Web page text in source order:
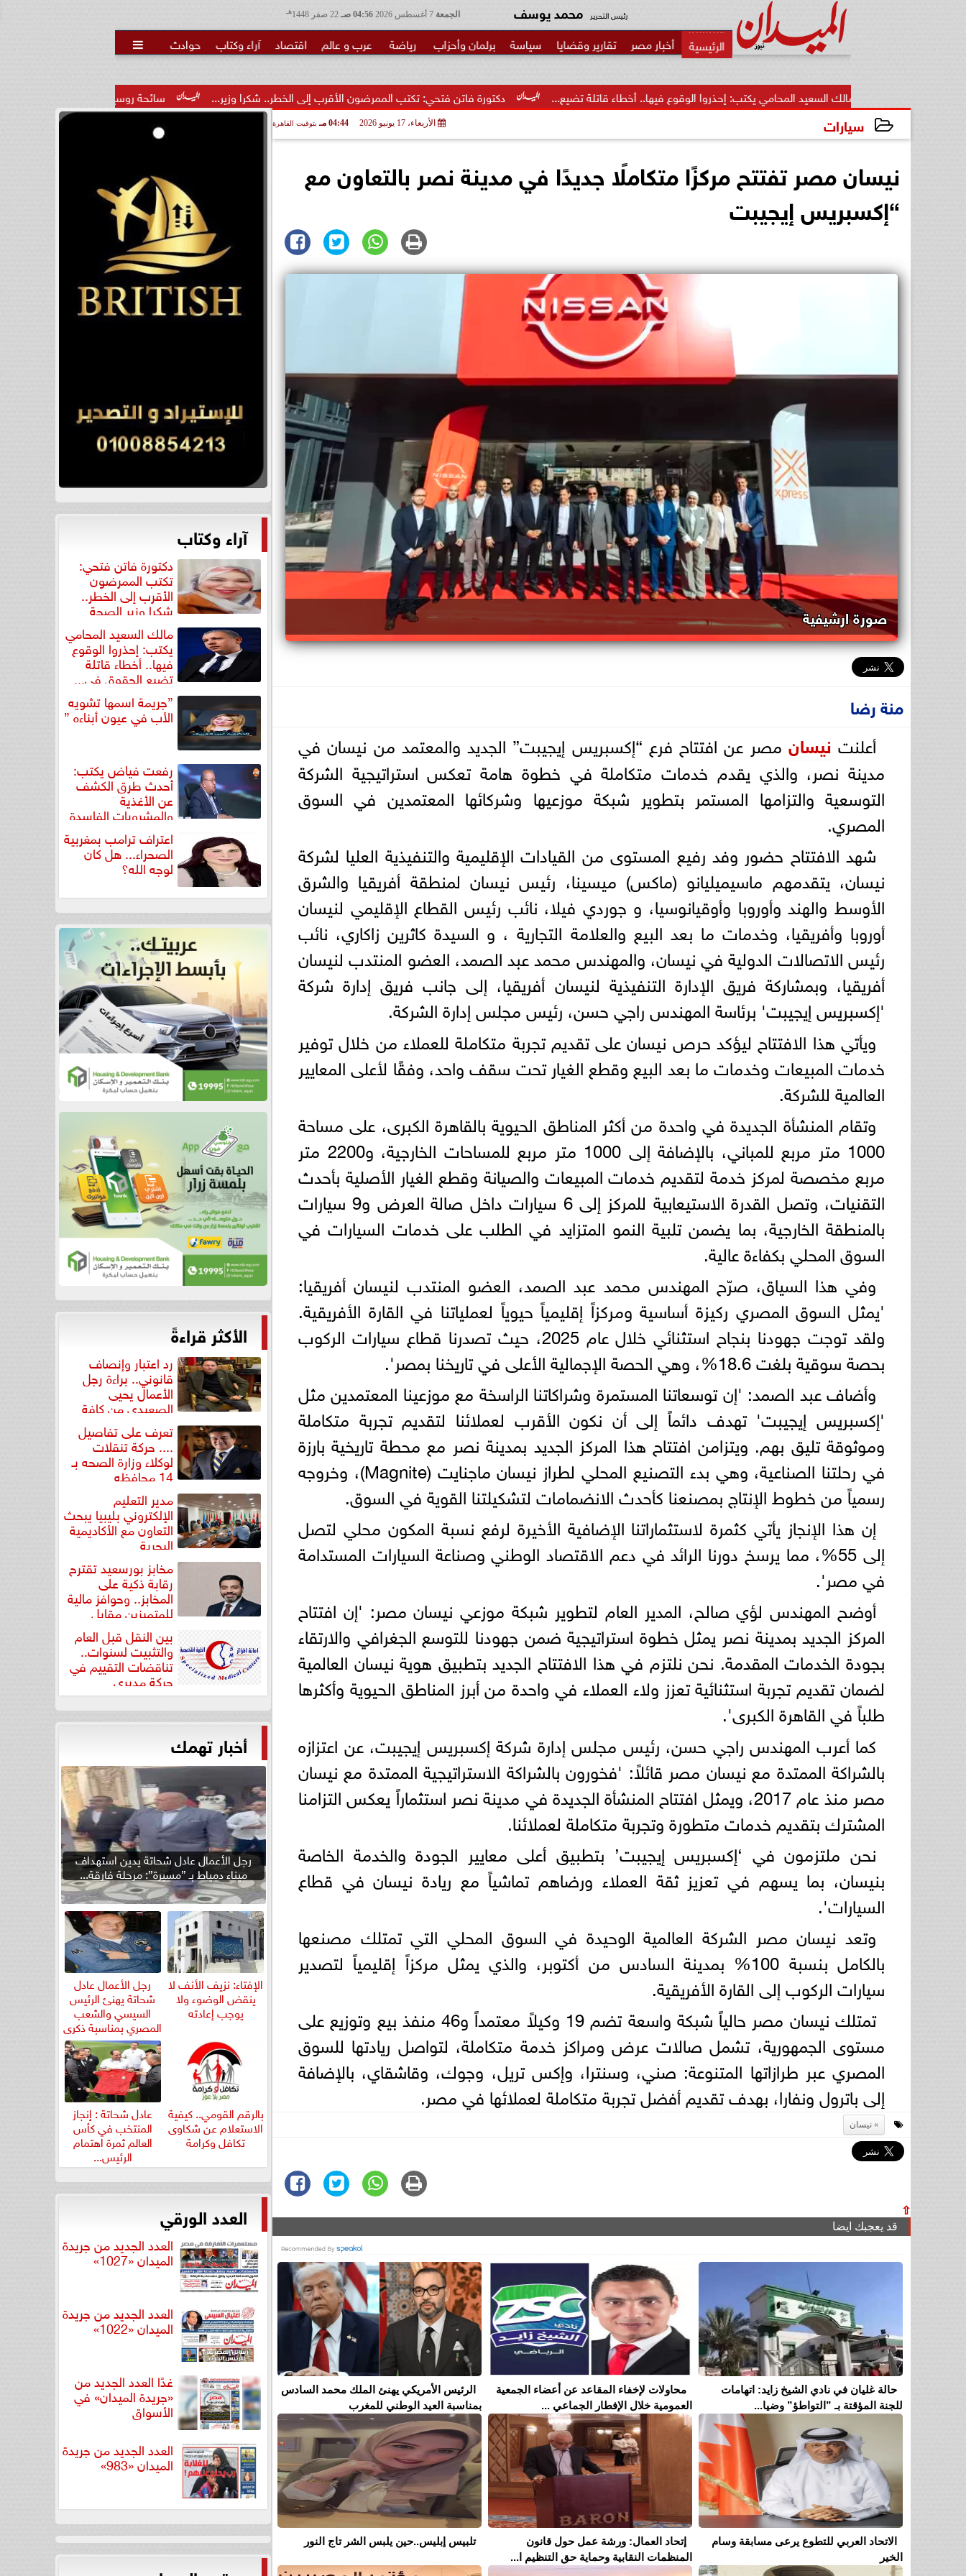
الجمعة 04:56 صـ هـ رئيس التحرير محمد يوسف
أخبار مصر تقارير وقضايا سياسة برلمان وأحزاب رياضة عرب و عالم اقتصاد آراء وكتاب حوادث 
سائحة روسية لـ”مراسي”: الغردقة تجمع بين الموقع دكتورة فاتن فتحي: تكتب الممرضون الأقرب إلى الخطر.. شكرا وزير... مالك السعيد المحامي يكتب: إحذروا الوقوع فيها.. أخطاء قاتلة تضيع...
سيارات الأربعاء، 17 يونيو 2026 04:44 مـ بتوقيت القاهرة
نيسان مصر تفتتح مركزًا متكاملًا جديدًا في مدينة نصر بالتعاون مع
“إكسبريس إيجيبت
صورة ارشيفية
منة رضا
أعلنت نيسان مصر عن افتتاح فرع “إكسبريس إيجيبت” الجديد والمعتمد من نيسان في
مدينة نصر، والذي يقدم خدمات متكاملة في خطوة هامة تعكس استراتيجية الشركة
التوسعية والتزامها المستمر بتطوير شبكة موزعيها وشركائها المعتمدين في السوق
المصري.
شهد الافتتاح حضور وفد رفيع المستوى من القيادات الإقليمية والتنفيذية العليا لشركة
نيسان، يتقدمهم ماسيميليانو (ماكس) ميسينا، رئيس نيسان لمنطقة أفريقيا والشرق
الأوسط والهند وأوروبا وأوقيانوسيا، و جوردي فيلا، نائب رئيس القطاع الإقليمي لنيسان
أوروبا وأفريقيا، وخدمات ما بعد البيع والعلامة التجارية ، و السيدة كاثرين زاكاري، نائب
رئيس الاتصالات الدولية في نيسان، والمهندس محمد عبد الصمد، العضو المنتدب لنيسان
أفريقيا، وبمشاركة فريق الإدارة التنفيذية لنيسان أفريقيا، إلى جانب فريق إدارة شركة
'إكسبريس إيجيبت' برئاسة المهندس راجي حسن، رئيس مجلس إدارة الشركة.
ويأتي هذا الافتتاح ليؤكد حرص نيسان على تقديم تجربة متكاملة للعملاء من خلال توفير
خدمات المبيعات وخدمات ما بعد البيع وقطع الغيار تحت سقف واحد، وفقًا لأعلى المعايير
العالمية للشركة.
وتقام المنشأة الجديدة في واحدة من أكثر المناطق الحيوية بالقاهرة الكبرى، على مساحة
1000 متر مربع للمباني، بالإضافة إلى 1000 متر مربع للمساحات الخارجية، و2200 متر
مربع مخصصة لمركز خدمة لتقديم خدمات المبيعات والصيانة وقطع الغيار الأصلية بأحدث
التقنيات، وتصل القدرة الاستيعابية للمركز إلى 6 سيارات داخل صالة العرض و9 سيارات
بالمنطقة الخارجية، بما يضمن تلبية النمو المتزايد في الطلب على خدمات السيارات في
السوق المحلي بكفاءة عالية.
وفي هذا السياق، صرّح المهندس محمد عبد الصمد، العضو المنتدب لنيسان أفريقيا:
'يمثل السوق المصري ركيزة أساسية ومركزاً إقليمياً حيوياً لعملياتنا في القارة الأفريقية.
ولقد توجت جهودنا بنجاح استثنائي خلال عام 2025، حيث تصدرنا قطاع سيارات الركوب
بحصة سوقية بلغت 18.6%، وهي الحصة الإجمالية الأعلى في تاريخنا بمصر'.
وأضاف عبد الصمد: 'إن توسعاتنا المستمرة وشراكاتنا الراسخة مع موزعينا المعتمدين مثل
'إكسبريس إيجيبت' تهدف دائماً إلى أن نكون الأقرب لعملائنا لتقديم تجربة متكاملة
وموثوقة تليق بهم. ويتزامن افتتاح هذا المركز الجديد بمدينة نصر مع محطة تاريخية بارزة
في رحلتنا الصناعية، وهي بدء التصنيع المحلي لطراز نيسان ماجنايت (Magnite)، وخروجه
رسمياً من خطوط الإنتاج بمصنعنا كأحدث الانضمامات لتشكيلتنا القوية في السوق.
إن هذا الإنجاز يأتي كثمرة لاستثماراتنا الإضافية الأخيرة لرفع نسبة المكون محلي لتصل
إلى 55%، مما يرسخ دورنا الرائد في دعم الاقتصاد الوطني وصناعة السيارات المستدامة
في مصر'.
أوضح المهندس لؤي صالح، المدير العام لتطوير شبكة موزعي نيسان مصر: 'إن افتتاح
المركز الجديد بمدينة نصر يمثل خطوة استراتيجية ضمن جهودنا للتوسع الجغرافي والارتقاء
بجودة الخدمات المقدمة. نحن نلتزم في هذا الافتتاح الجديد بتطبيق هوية نيسان العالمية
لضمان تقديم تجربة استثنائية تعزز ولاء العملاء في واحدة من أبرز المناطق الحيوية وأكثرها
طلباً في القاهرة الكبرى'.
كما أعرب المهندس راجي حسن، رئيس مجلس إدارة شركة إكسبريس إيجيبت، عن اعتزازه
بالشراكة الممتدة مع نيسان مصر قائلاً: 'فخورون بالشراكة الاستراتيجية الممتدة مع نيسان
مصر منذ عام 2017، ويمثل افتتاح المنشأة الجديدة في مدينة نصر استثماراً يعكس التزامنا
المشترك بتقديم خدمات متطورة وتجربة متكاملة لعملائنا.
نحن ملتزمون في ‘إكسبريس إيجيبت’ بتطبيق أعلى معايير الجودة والخدمة الخاصة
بنيسان، بما يسهم في تعزيز ثقة العملاء ورضاهم تماشياً مع ريادة نيسان في قطاع
السيارات'.
وتعد نيسان مصر الشركة العالمية الوحيدة في السوق المحلي التي تمتلك مصنعها
بالكامل بنسبة 100% بمدينة السادس من أكتوبر، والذي يمثل مركزاً إقليمياً لتصدير
سيارات الركوب إلى القارة الأفريقية.
تمتلك نيسان مصر حالياً شبكة واسعة تضم 19 وكيلاً معتمداً و46 منفذ بيع وتوزيع على
مستوى الجمهورية، تشمل صالات عرض ومراكز خدمة متكاملة، لتواصل ريادتها للسوق
المصري عبر طرازاتها المتنوعة: صني، وسنترا، وإكس تريل، وجوك، وقاشقاي، بالإضافة
إلى باترول ونفارا، بهدف تقديم أفضل تجربة متكاملة لعملائها في مصر.
نيسان
⇧
قد يعجبك ايضا
حالة غليان في نادي الشيخ زايد: اتهامات
للجنة المؤقتة بـ ”التواطؤ” وضيا...
محاولات لإخفاء المقاعد عن أعضاء الجمعية
العمومية خلال الإفطار الجماعي ...
الرئيس الأمريكي يهنئ الملك محمد السادس
بمناسبة العيد الوطني للمغرب
الاتحاد العربي للتطوع يرعى مسابقة وسام
الخير
إتحاد العمال: ورشة عمل حول قانون
المنظمات النقابية وحماية حق التنظيم ا...
تلبيس إبليس..حين يلبس الشر تاج النور
آراء وكتاب
دكتورة فاتن فتحي:
تكتب الممرضون
الأقرب إلى الخطر..
شكرا وزير الصحة
لتكريم... مالك السعيد المحامي
يكتب: إحذروا الوقوع
فيها.. أخطاء قاتلة
تضيع الحقوق في...
”جريمة اسمها تشويه
الأب في عيون أبناءه ”
رفعت فياض يكتب:
أحدث طرق الكشف
عن الأغذية
والمشروبات الفاسدة
اعتراف ترامب بمغربية
الصحراء... هل كان
لوجه الله؟
الأكثر قراءةً
رد اعتبار وإنصاف
قانوني.. براءة رجل
الأعمال يحيى
الصعيدي من كافة
التهم... تعرف على تفاصيل
.... حركة تنقلات
لوكلاء وزارة الصحه بـ
14 محافظه
مدير التعليم
الإلكتروني بليبيا يبحث
التعاون مع الأكاديمية
البحرية
مخابز بورسعيد تقترح
رقابة ذكية على
المخابز.. وحوافز مالية
للمتميزين مقابل
بين النقل قبل العام
والتثبيت لسنوات..
تناقضات التقييم في
حركة مديري
”مستشفيات...
أخبار تهمك
رجل الأعمال عادل شحاتة يدين استهداف
ميناء دمياط بـ ”مسيرة”: مرحلة فارقة...
الإفتاء: نزيف الأنف لا
ينقض الوضوء ولا
يوجب إعادته
رجل الأعمال عادل
شحاتة يهنئ الرئيس
السيسي والشعب
المصري بمناسبة ذكرى
ثورة...
بالرقم القومي.. كيفية
الاستعلام عن شكاوى
تكافل وكرامة
عادل شحاتة : إنجاز
المنتخب في كأس
العالم ثمرة اهتمام
الرئيس...
العدد الورقي
العدد الجديد من جريدة
الميدان «1027»
العدد الجديد من جريدة
الميدان «1022»
غدًا العدد الجديد من
«جريدة الميدان» في
الأسواق
العدد الجديد من جريدة
الميدان «983»